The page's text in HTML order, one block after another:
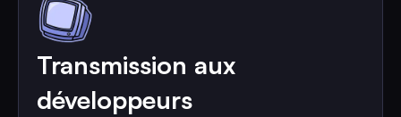
Transmission aux
développeurs